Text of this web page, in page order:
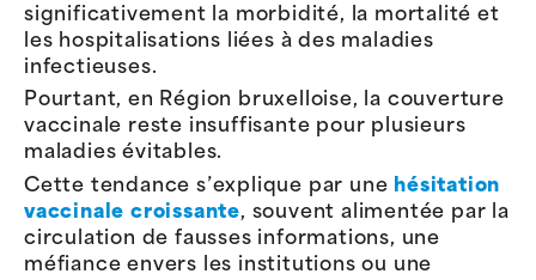
significativement la morbidité, la mortalité et
les hospitalisations liées à des maladies
infectieuses.
Pourtant, en Région bruxelloise, la couverture
vaccinale reste insuffisante pour plusieurs
maladies évitables.
Cette tendance s’explique par une hésitation
vaccinale croissante, souvent alimentée par la
circulation de fausses informations, une
méfiance envers les institutions ou une